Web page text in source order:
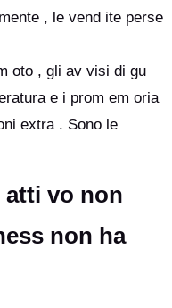
, le vend ite perse
oto , gli av visi di gu
e i prom em oria
extra . Sono le
atti vo non
non ha